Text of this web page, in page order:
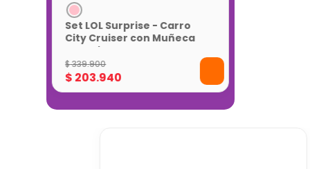
Set LOL Surprise - Carro
City Cruiser con Muñeca
Exclusiva
$339.900
$203.940